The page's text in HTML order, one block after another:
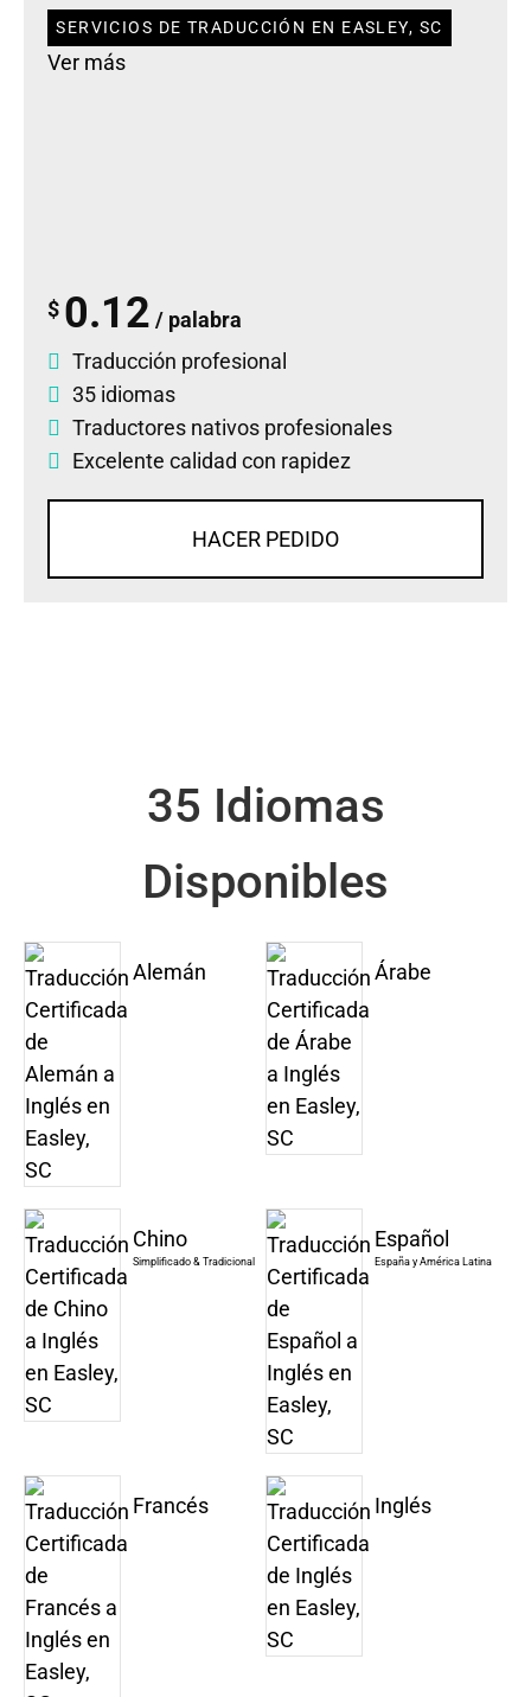
SERVICIOS DE TRADUCCIÓN EN EASLEY, SC
Ver más
$ 0.12 / palabra
Traducción profesional
35 idiomas
Traductores nativos profesionales
Excelente calidad con rapidez
HACER PEDIDO
35 Idiomas
Disponibles
Alemán Árabe
Chino
Simplificado & Tradicional
Español
España y América Latina
Francés Inglés